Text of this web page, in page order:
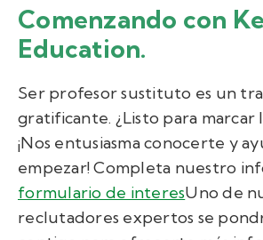
Comenzando con
Education.
Ser profesor sustituto es un
gratificante. ¿Listo para marcar
¡Nos entusiasma conocerte y
empezar! Completa nuestro
formulario de interesUno de
reclutadores expertos se